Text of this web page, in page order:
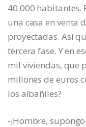
40.000 habitantes.
una casa en venta
proyectadas. Así
tercera fase. Y en
mil viviendas, que
millones de euros
los albañiles?
-¡Hombre,